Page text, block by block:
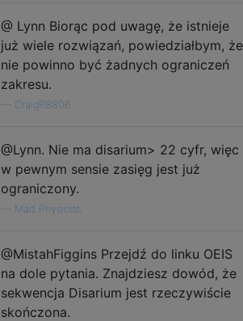
@ Lynn Biorąc pod uwagę, że istnieje
już wiele rozwiązań, powiedziałbym, że
nie powinno być żadnych ograniczeń
zakresu.
CraigR8806
@Lynn. Nie ma disarium> 22 cyfr, więc
w pewnym sensie zasięg jest już
ograniczony.
Mad Physicist,
@MistahFiggins Przejdź do linku OEIS
na dole pytania. Znajdziesz dowód, że
sekwencja Disarium jest rzeczywiście
skończona.